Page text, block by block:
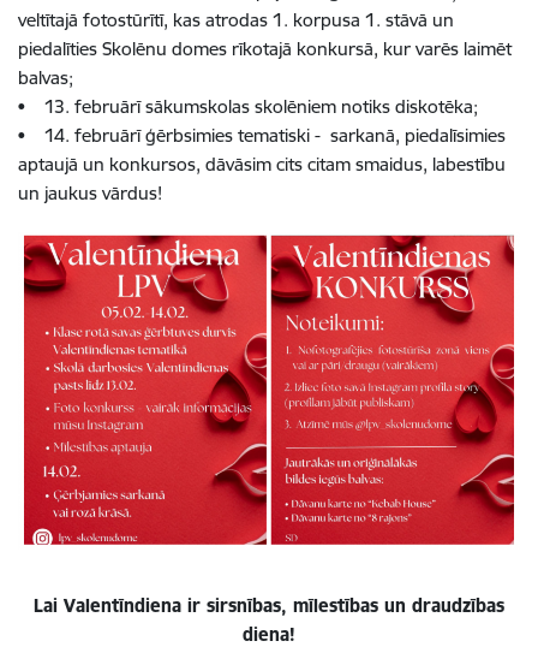
veltītajā fotostūrītī, kas atrodas 1. korpusa 1. stāvā un
piedalīties Skolēnu domes rīkotajā konkursā, kur varēs laimēt
balvas;
• 13. februārī sākumskolas skolēniem notiks diskotēka;
• 14. februārī ģērbsimies tematiski - sarkanā, piedalīsimies
aptaujā un konkursos, dāvāsim cits citam smaidus, labestību
un jaukus vārdus!
Lai Valentīndiena ir sirsnības, mīlestības un draudzības
diena!